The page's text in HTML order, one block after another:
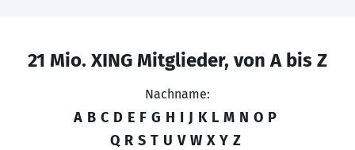
21 Mio. XING Mitglieder, von A bis Z
Nachname:
A B C D E F G H I J K L M N O P
Q R S T U V W X Y Z